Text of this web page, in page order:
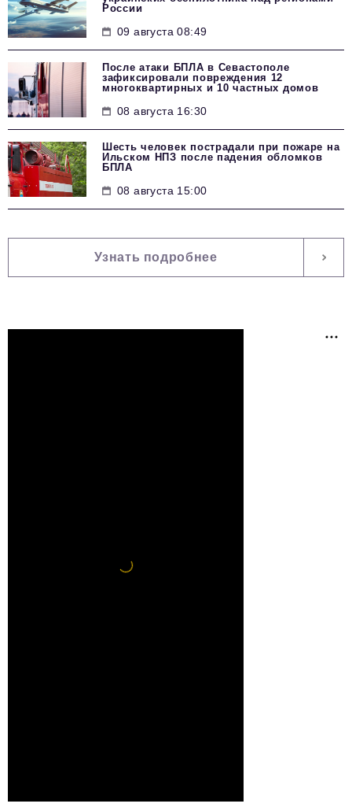
России
09 августа 08:49
После атаки БПЛА в Севастополе
зафиксировали повреждения 12
многоквартирных и 10 частных домов
08 августа 16:30
Шесть человек пострадали при пожаре на
Ильском НПЗ после падения обломков
БПЛА
08 августа 15:00
Узнать подробнее